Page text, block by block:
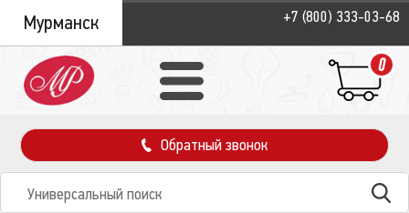
Мурманск +7 (800) 333-03-68
0
Обратный звонок